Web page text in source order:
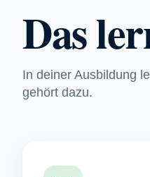
Das
In deiner Ausbildung
gehört dazu.